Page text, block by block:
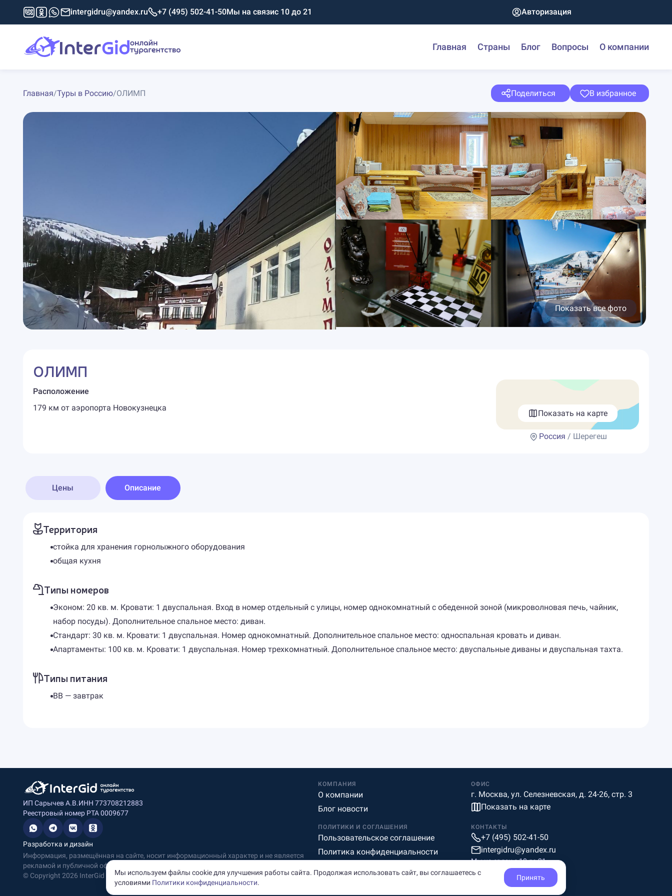
intergidru@yandex.ru +7 (495) 502-41-50Мы на связис 10 до 21 Авторизация
Главная Страны Блог Вопросы О компании
Главная/Туры в Россию/ОЛИМП Поделиться В избранное
Показать все фото
ОЛИМП
Расположение
179 км от аэропорта Новокузнецка
Показать на карте
Россия / Шерегеш
Цены Описание
Территория
стойка для хранения горнолыжного оборудования
общая кухня
Типы номеров
Эконом: 20 кв. м. Кровати: 1 двуспальная. Вход в номер отдельный с улицы, номер однокомнатный с обеденной зоной (микроволновая печь, чайник,
набор посуды). Дополнительное спальное место: диван.
Стандарт: 30 кв. м. Кровати: 1 двуспальная. Номер однокомнатный. Дополнительное спальное место: односпальная кровать и диван.
Апартаменты: 100 кв. м. Кровати: 1 двуспальная. Номер трехкомнатный. Дополнительное спальное место: двуспальные диваны и двуспальная тахта.
Типы питания
BB — завтрак
ИП Сарычев А.В.ИНН 773708212883
Реестровый номер РТА 0009677
Разработка и дизайн
Информация, размещённая на сайте, носит информационный характер и не является
рекламой и публичной офертой.
© Copyright 2026 InterGid Все права защищены.
КОМПАНИЯ
О компании
Блог новости
ОФИС
г. Москва, ул. Селезневская, д. 24-26, стр. 3
Показать на карте
ПОЛИТИКИ И СОГЛАШЕНИЯ
Пользовательское соглашение
Политика конфиденциальности
КОНТАКТЫ
+7 (495) 502-41-50
intergidru@yandex.ru
Мы на связи c 10 до 21
Мы используем файлы cookie для улучшения работы сайта. Продолжая использовать сайт, вы соглашаетесь с
условиями Политики конфиденциальности.
Принять